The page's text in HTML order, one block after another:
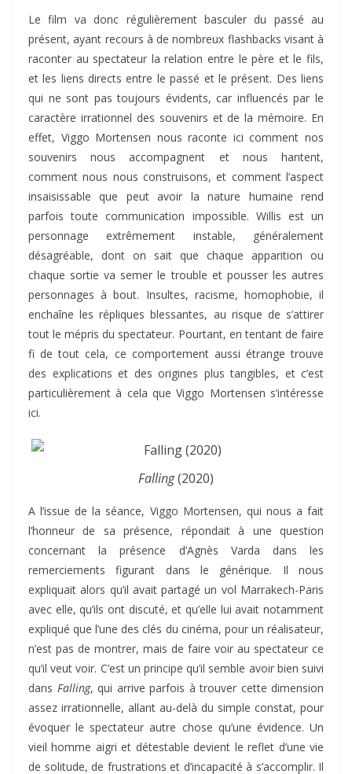
Le film va donc régulièrement basculer du passé au
présent, ayant recours à de nombreux flashbacks visant à
raconter au spectateur la relation entre le père et le fils,
et les liens directs entre le passé et le présent. Des liens
qui ne sont pas toujours évidents, car influencés par le
caractère irrationnel des souvenirs et de la mémoire. En
effet, Viggo Mortensen nous raconte ici comment nos
souvenirs nous accompagnent et nous hantent,
comment nous nous construisons, et comment l’aspect
insaisissable que peut avoir la nature humaine rend
parfois toute communication impossible. Willis est un
personnage extrêmement instable, généralement
désagréable, dont on sait que chaque apparition ou
chaque sortie va semer le trouble et pousser les autres
personnages à bout. Insultes, racisme, homophobie, il
enchaîne les répliques blessantes, au risque de s’attirer
tout le mépris du spectateur. Pourtant, en tentant de faire
fi de tout cela, ce comportement aussi étrange trouve
des explications et des origines plus tangibles, et c’est
particulièrement à cela que Viggo Mortensen s’intéresse
ici.
Falling(2020)
A l’issue de la séance, Viggo Mortensen, qui nous a fait
l’honneur de sa présence, répondait à une question
concernant la présence d’Agnès Varda dans les
remerciements figurant dans le générique. Il nous
expliquait alors qu’il avait partagé un vol Marrakech-Paris
avec elle, qu’ils ont discuté, et qu’elle lui avait notamment
expliqué que l’une des clés du cinéma, pour un réalisateur,
n’est pas de montrer, mais de faire voir au spectateur ce
qu’il veut voir. C’est un principe qu’il semble avoir bien suivi
dans Falling, qui arrive parfois à trouver cette dimension
assez irrationnelle, allant au-delà du simple constat, pour
évoquer le spectateur autre chose qu’une évidence. Un
vieil homme aigri et détestable devient le reflet d’une vie
de solitude, de frustrations et d’incapacité à s’accomplir. Il